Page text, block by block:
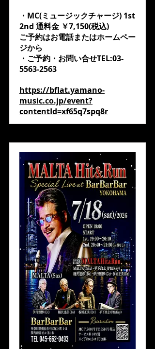
・MC(ミュージックチャージ) 1st
2nd 通料金 ￥7,150(税込)
ご予約はお電話またはホームペー
ジから
・ご予約・お問い合せTEL:03-
5563-2563
https://bflat.yamano-
music.co.jp/event?
contentId=xf65q7spq8r